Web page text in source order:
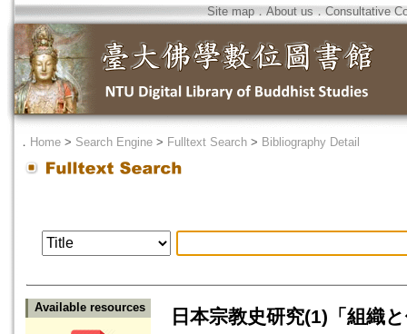
Site map．About us ． Consultative
． Home > Search Engine > Fulltext Search > Bibliography Detail
Available resources 日本宗教史研究(1)「組織